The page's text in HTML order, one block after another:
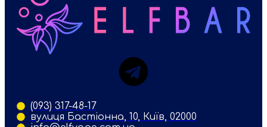
(093) 317-48-17
вулиця Бастіонна, 10, Київ, 02000